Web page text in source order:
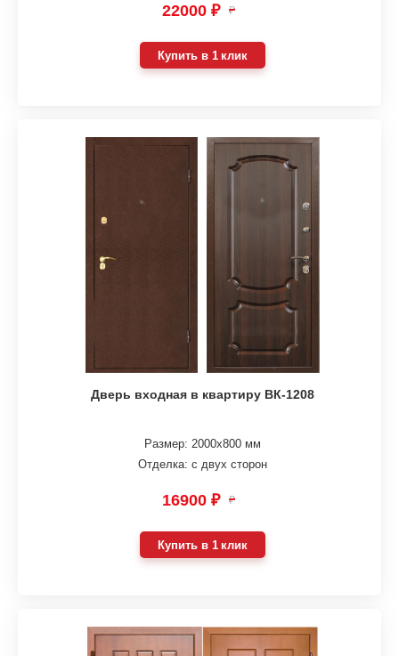
22000 ₽ ₽
Купить в 1 клик
Дверь входная в квартиру ВК-1208
Размер: 2000х800 мм
Отделка: с двух сторон
16900 ₽ ₽
Купить в 1 клик